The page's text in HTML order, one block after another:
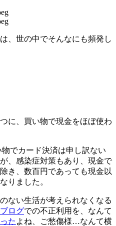
、世の中でそんなにも頻発し
に、買い物で現金をほぼ使わ
でカード決済は申し訳ない
、感染症対策もあり、現金で
き、数百円であっても現金以
りました。
ない生活が考えられなくなる
ログでの不正利用を、なんて
た よね、ご愁傷様…なんて横